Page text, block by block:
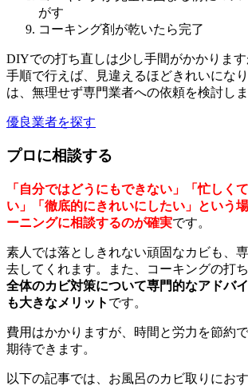
がす
コーキング剤が乾いたら完了
DIYでの打ち直しは少し手間がかかりま
手順で行えば、見違えるほどきれいにな
は、無理せず専門業者への依頼を検討しま
優良業者を探す
プロに相談する
「自分ではどうにもできない」「忙しく
い」「徹底的にきれいにしたい」という
ーニングに相談するのが確実です。
素人では落としきれない頑固なカビも、
去してくれます。また、コーキングの打ち
全体のカビ対策について専門的なアドバ
も大きなメリット です。
費用はかかりますが、時間と労力を節約
期待できます。
以下の記事では、お風呂のカビ取りにお